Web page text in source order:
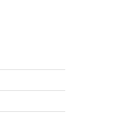
めなのは天
食感と春の
、さまざま
方、山菜料